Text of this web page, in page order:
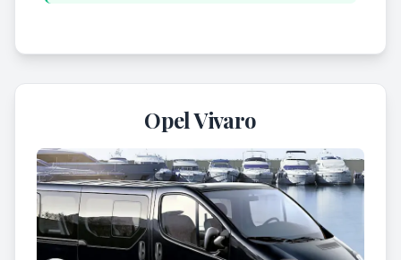
Opel Vivaro